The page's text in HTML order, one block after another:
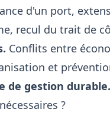
d'un port,
recul du trait de
Conflits entre
et
de gestion durable.
?